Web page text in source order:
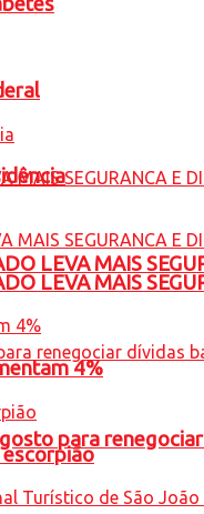
LEVA MAIS
para
LEVA MAIS
4%
escorpião